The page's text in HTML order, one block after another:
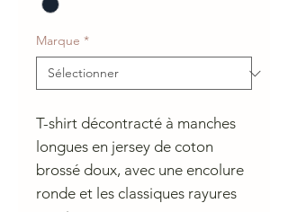
Marque *
T-shirt décontracté à manches
longues en jersey de coton
brossé doux, avec une encolure
ronde et les classiques rayures